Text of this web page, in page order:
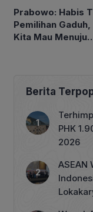
Prabowo: Habis
Pemilihan
Kita Mau Menuju
Berita
PHK
2026
ASEAN